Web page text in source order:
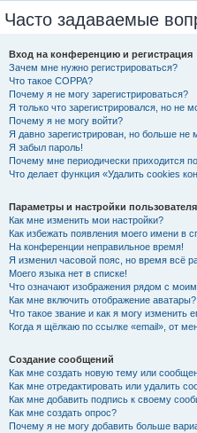
Часто задаваемые
Вход на конференцию и регистрация
Зачем мне нужно регистрироваться?
Что такое COPPA?
Почему я не могу зарегистрироваться?
Я только что зарегистрировался, но не
Почему я не могу войти?
Я давно зарегистрирован, но больше не
Я забыл пароль!
Почему мне периодически приходится
Что делает функция «Удалить cookies
Параметры и настройки пользователя
Как мне изменить мои настройки?
Как избежать появления моего имени в
На конференции неправильное время!
Я изменил часовой пояс, но время всё
Моего языка нет в списке!
Что означают изображения рядом с
Как мне включить отображение аватары?
Что такое звание и как я могу изменить
Когда я щёлкаю по ссылке «email», от
Создание сообщений
Как мне создать новую тему или
Как мне отредактировать или удалить
Как мне добавить подпись к своему
Как мне создать опрос?
Почему я не могу добавить больше